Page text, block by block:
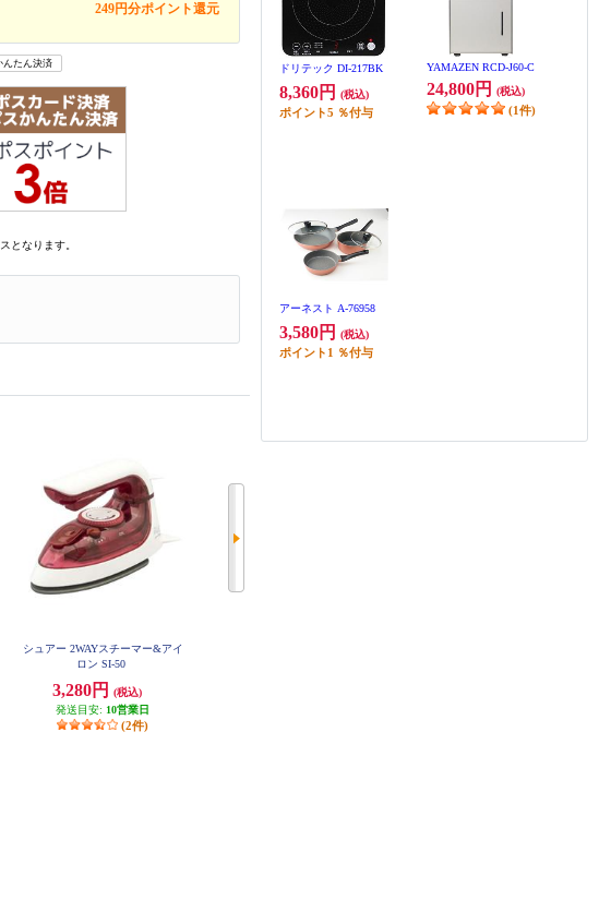
ドリテック DI-217BK
8,360円 (税込)
ポイント5 ％付与
YAMAZEN RCD-J60-C
24,800円 (税込)
(1件)
アーネスト A-76958
3,580円 (税込)
ポイント 1 ％付与
249円分ポイント還元
んたん決済
となります。
シュアー 2WAYスチーマー&アイ
ロン SI-50
3,280円
(税込)
発送目安: 10営業日
(2件)